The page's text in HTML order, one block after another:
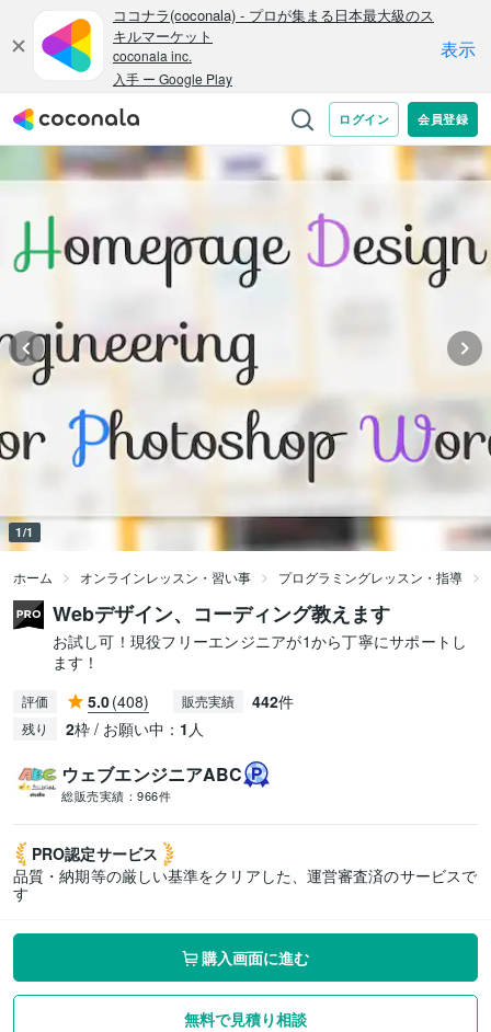
1/1
ホーム オンラインレッスン・習い事 プログラミングレッスン・指導
Webデザイン、コーディング教えます
お試し可！現役フリーエンジニアが1から丁寧にサポートし
ます！
評価 5.0(408) 販売実績 442件
残り 2枠 / お願い中： 1 人
ウェブエンジニアABC
総販売実績： 966件
PRO認定サービス
品質・納期等の厳しい基準をクリアした、運営審査済のサービスで
す
購入画面に進む
無料で見積り相談